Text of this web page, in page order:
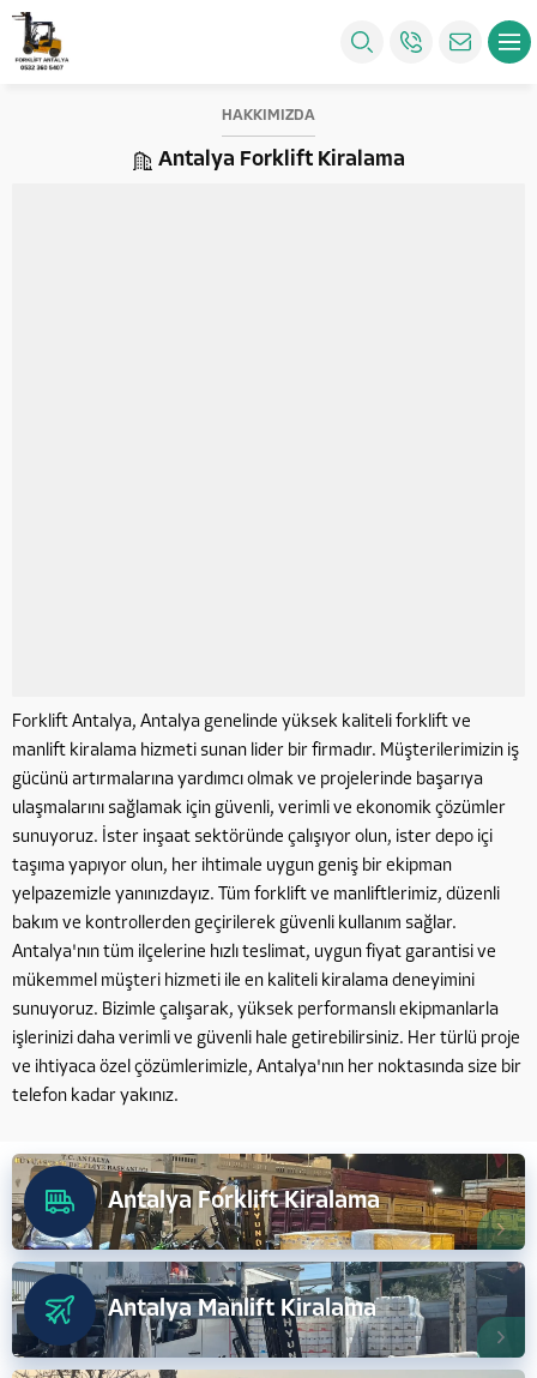
HAKKIMIZDA
Antalya Forklift Kiralama
Forklift Antalya, Antalya genelinde yüksek kaliteli forklift ve
manlift kiralama hizmeti sunan lider bir firmadır. Müşterilerimizin iş
gücünü artırmalarına yardımcı olmak ve projelerinde başarıya
ulaşmalarını sağlamak için güvenli, verimli ve ekonomik çözümler
sunuyoruz. İster inşaat sektöründe çalışıyor olun, ister depo içi
taşıma yapıyor olun, her ihtimale uygun geniş bir ekipman
yelpazemizle yanınızdayız. Tüm forklift ve manliftlerimiz, düzenli
bakım ve kontrollerden geçirilerek güvenli kullanım sağlar.
Antalya'nın tüm ilçelerine hızlı teslimat, uygun fiyat garantisi ve
mükemmel müşteri hizmeti ile en kaliteli kiralama deneyimini
sunuyoruz. Bizimle çalışarak, yüksek performanslı ekipmanlarla
işlerinizi daha verimli ve güvenli hale getirebilirsiniz. Her türlü proje
ve ihtiyaca özel çözümlerimizle, Antalya'nın her noktasında size bir
telefon kadar yakınız.
Antalya Forklift Kiralama
Antalya Manlift Kiralama